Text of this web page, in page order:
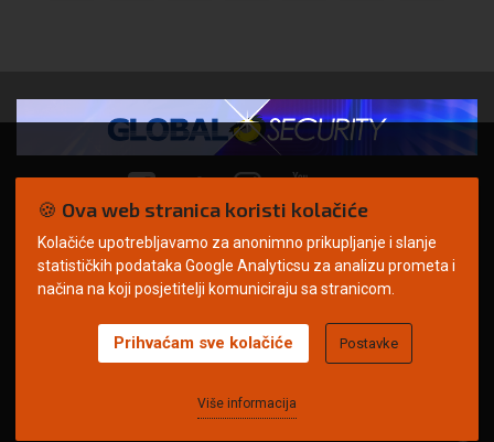
© Copyright 2026. | ARILEO
Uvjeti korištenja Politika privatnosti
Impressum
🍪 Ova web stranica koristi kolačiće
Kolačiće upotrebljavamo za anonimno prikupljanje i slanje
statističkih podataka Google Analyticsu za analizu prometa i
načina na koji posjetitelji komuniciraju sa stranicom.
Više informacija
Prihvaćam sve kolačiće Postavke